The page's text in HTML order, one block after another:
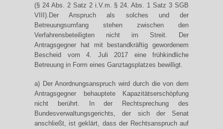
(§ 24 Abs. 2 Satz 2 i.V.m. § 24. Abs. 1 Satz 3 SGB
VIII).Der Anspruch als solches und der
Betreuungsumfang stehen zwischen den
Verfahrensbeteiligten nicht im Streit. Der
Antragsgegner hat mit bestandkräftig gewordenem
Bescheid vom 4. Juli 2017 eine frühkindliche
Betreuung in Form eines Ganztagsplatzes bewilligt.
a) Der Anordnungsanspruch wird durch die von dem
Antragsgegner behauptete Kapazitätserschöpfung
nicht berührt. In der Rechtsprechung des
Bundesverwaltungsgerichts, der sich der Senat
anschließt, ist geklärt, dass der Rechtsanspruch auf